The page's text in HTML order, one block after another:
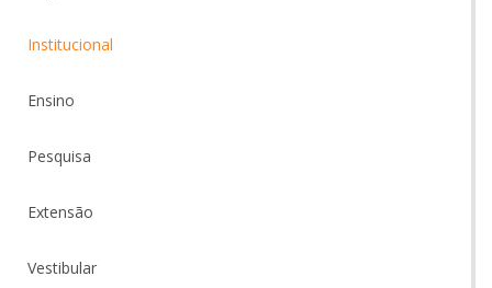
Institucional
Ensino
Pesquisa
Extensão
Vestibular